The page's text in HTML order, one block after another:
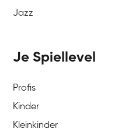
Jazz
Je Spiellevel
Profis
Kinder
Kleinkinder